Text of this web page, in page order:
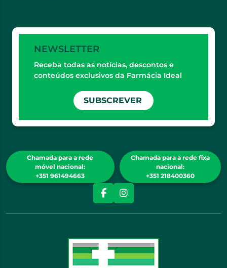
NEWSLETTER
Receba todas as notícias, descontos e
conteúdos exclusivos da Farmácia Ideal
SUBSCREVER
Chamada para a rede
móvel nacional:
+351 961494663
Chamada para a rede fixa
nacional:
+351 218400360